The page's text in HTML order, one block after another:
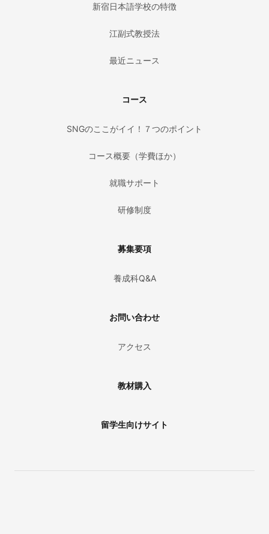
新宿日本語学校の特徴
江副式教授法
最近ニュース
コース
SNGのここがイイ！７つのポイント
コース概要（学費ほか）
就職サポート
研修制度
募集要項
養成科Q&A
お問い合わせ
アクセス
教材購入
留学生向けサイト